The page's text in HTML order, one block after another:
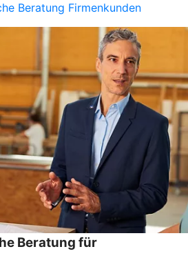
Beratung Firmenkunden
Beratung für